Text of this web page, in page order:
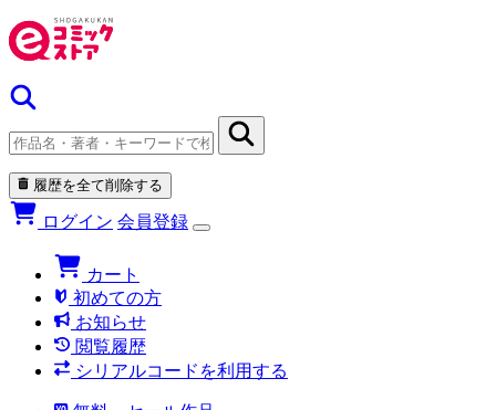
履歴を全て削除する
ログイン 会員登録
カート
初めての方
お知らせ
閲覧履歴
シリアルコードを利用する